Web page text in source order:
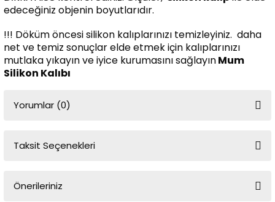
edeceğiniz objenin boyutlarıdır.
!!! Döküm öncesi silikon kalıplarınızı temizleyiniz. daha
net ve temiz sonuçlar elde etmek için kalıplarınızı
mutlaka yıkayın ve iyice kurumasını sağlayınMum
Silikon Kalıbı
Yorumlar (0)
Taksit Seçenekleri
Önerileriniz